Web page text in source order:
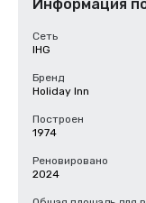
Информация
Сеть
IHG
Бренд
Holiday Inn
Построен
1974
Реновировано
2024